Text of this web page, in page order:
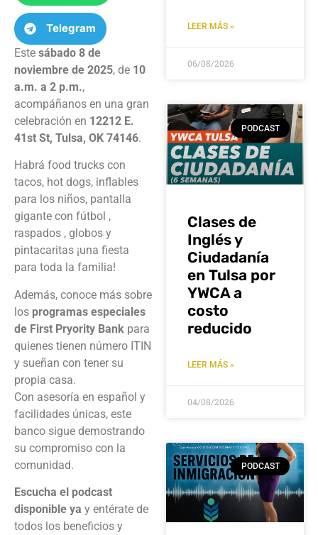
Telegram
Este sábado 8 de
noviembre de 2025, de 10
a.m. a 2 p.m.,
acompáñanos en una gran
celebración en 12212 E.
41st St, Tulsa, OK 74146.
Habrá food trucks con
tacos, hot dogs, inflables
para los niños, pantalla
gigante con fútbol ,
raspados , globos y
pintacaritas ¡una fiesta
para toda la familia!
Además, conoce más sobre
los programas especiales
de First Pryority Bank para
quienes tienen número ITIN
y sueñan con tener su
propia casa.
Con asesoría en español y
facilidades únicas, este
banco sigue demostrando
su compromiso con la
comunidad.
Escucha el podcast
disponible ya y entérate de
todos los beneficios y
LEER MÁS »
06/08/2026
PODCAST
Clases de
Inglés y
Ciudadanía
en Tulsa por
YWCA a
costo
reducido
LEER MÁS »
04/08/2026
PODCAST